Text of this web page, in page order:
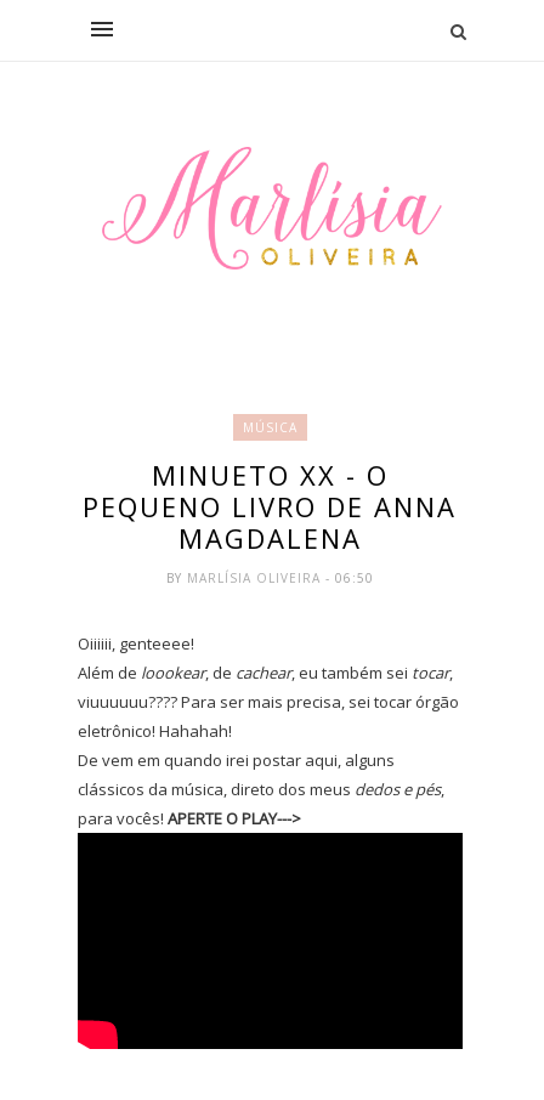
MÚSICA
MINUETO XX - O
PEQUENO LIVRO DE ANNA
MAGDALENA
BY MARLÍSIA OLIVEIRA - 06:50
Oiiiiii, genteeee!
Além de loookear, de cachear, eu também sei tocar,
viuuuuuu???? Para ser mais precisa, sei tocar órgão
eletrônico! Hahahah!
De vem em quando irei postar aqui, alguns
clássicos da música, direto dos meus dedos e pés,
para vocês! APERTE O PLAY--->